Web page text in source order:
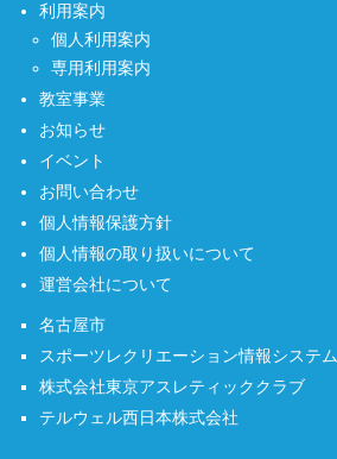
利用案内
個人利用案内
専用利用案内
教室事業
お知らせ
イベント
お問い合わせ
個人情報保護方針
個人情報の取り扱いについて
運営会社について
名古屋市
スポーツレクリエーション情報システム
株式会社東京アスレティッククラブ
テルウェル西日本株式会社